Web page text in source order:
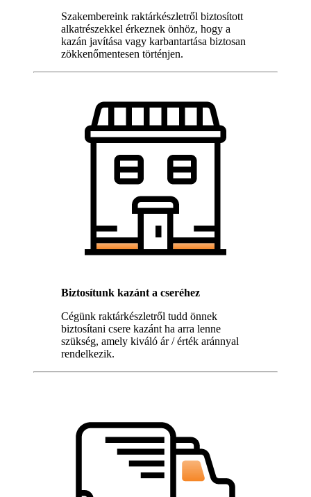
Szakembereink raktárkészletről biztosított
alkatrészekkel érkeznek önhöz, hogy a
kazán javítása vagy karbantartása biztosan
zökkenőmentesen történjen.
Biztosítunk kazánt a cseréhez
Cégünk raktárkészletről tudd önnek
biztosítani csere kazánt ha arra lenne
szükség, amely kiváló ár / érték aránnyal
rendelkezik.